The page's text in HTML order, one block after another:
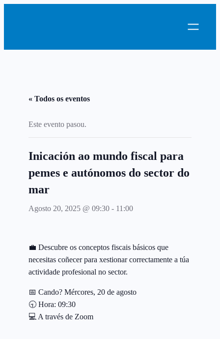
« Todos os eventos
Este evento pasou.
Inicación ao mundo fiscal para
pemes e autónomos do sector do
mar
Agosto 20, 2025 @ 09:30 - 11:00
💼 Descubre os conceptos fiscais básicos que
necesitas coñecer para xestionar correctamente a túa
actividade profesional no sector.
📅 Cando? Mércores, 20 de agosto
🕤 Hora: 09:30
💻 A través de Zoom